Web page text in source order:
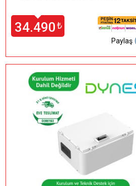
34.490 ₺
Paylaş